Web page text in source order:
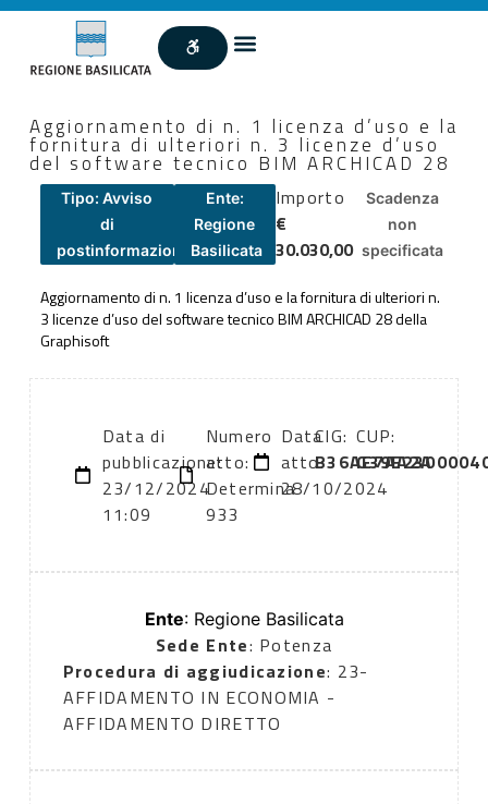
Aggiornamento di n. 1 licenza d’uso e la
fornitura di ulteriori n. 3 licenze d’uso
del software tecnico BIM ARCHICAD 28
Tipo: Avviso
di
postinformazione
Ente:
Regione
Basilicata
Importo
€
30.030,00
Scadenza
non
specificata
Aggiornamento di n. 1 licenza d’uso e la fornitura di ulteriori n.
3 licenze d’uso del software tecnico BIM ARCHICAD 28 della
Graphisoft
Data di
pubblicazione:
23/12/2024
11:09
Numero
atto:
Determina
933
Data
atto:
28/10/2024
CIG:
B36AE7AA2A
CUP:
Ente: Regione Basilicata
Sede Ente: Potenza
Procedura di aggiudicazione: 23-
AFFIDAMENTO IN ECONOMIA -
AFFIDAMENTO DIRETTO